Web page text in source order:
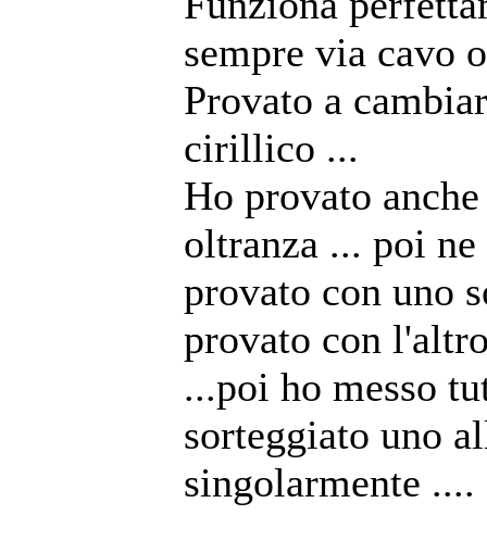
sempre via cavo
Provato a
cirillico ...
Ho provato
oltranza ... poi
provato con uno
provato con
...poi ho messo
sorteggiato uno
singolarmente ....